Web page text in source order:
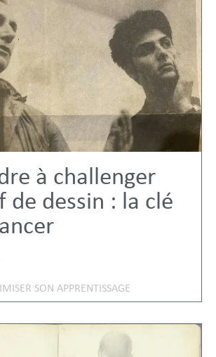
à challenger
de dessin : la clé
SON APPRENTISSAGE